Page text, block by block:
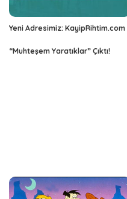
Yeni Adresimiz: KayipRihtim.com
“Muhteşem Yaratıklar” Çıktı!